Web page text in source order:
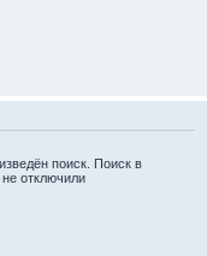
поиск. Поиск в
отключили